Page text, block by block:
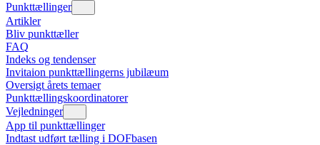
Punkttællinger
Artikler
Bliv punkttæller
FAQ
Indeks og tendenser
Invitaion punkttællingerns jubilæum
Oversigt årets temaer
Punkttællingskoordinatorer
Vejledninger
App til punkttællinger
Indtast udført tælling i DOFbasen